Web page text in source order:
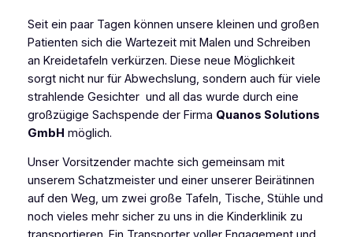
Seit ein paar Tagen können unsere kleinen und großen
Patienten sich die Wartezeit mit Malen und Schreiben
an Kreidetafeln verkürzen. Diese neue Möglichkeit
sorgt nicht nur für Abwechslung, sondern auch für viele
strahlende Gesichter und all das wurde durch eine
großzügige Sachspende der Firma Quanos Solutions
GmbH möglich.
Unser Vorsitzender machte sich gemeinsam mit
unserem Schatzmeister und einer unserer Beirätinnen
auf den Weg, um zwei große Tafeln, Tische, Stühle und
noch vieles mehr sicher zu uns in die Kinderklinik zu